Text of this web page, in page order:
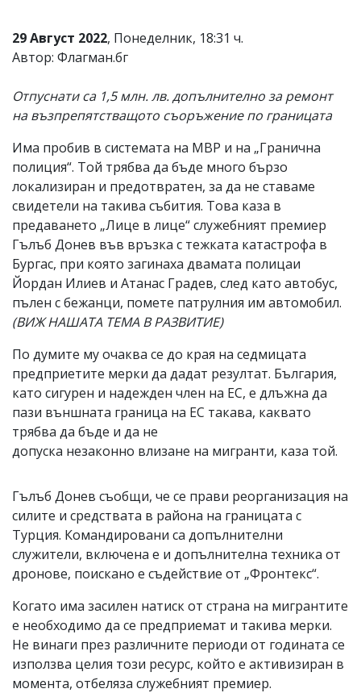
29 Август 2022, Понеделник, 18:31 ч.
Автор: Флагман.бг
Отпуснати са 1,5 млн. лв. допълнително за ремонт
на възпрепятстващото съоръжение по границата
Има пробив в системата на МВР и на „Гранична
полиция“. Той трябва да бъде много бързо
локализиран и предотвратен, за да не ставаме
свидетели на такива събития. Това каза в
предаването „Лице в лице“ служебният премиер
Гълъб Донев във връзка с тежката катастрофа в
Бургас, при която загинаха двамата полицаи
Йордан Илиев и Атанас Градев, след като автобус,
пълен с бежанци, помете патрулния им автомобил.
(ВИЖ НАШАТА ТЕМА В РАЗВИТИЕ)
По думите му очаква се до края на седмицата
предприетите мерки да дадат резултат. България,
като сигурен и надежден член на ЕС, е длъжна да
пази външната граница на ЕС такава, каквато
трябва да бъде и да не
допуска незаконно влизане на мигранти, каза той.
Гълъб Донев съобщи, че се прави реорганизация на
силите и средствата в района на границата с
Турция. Командировани са допълнителни
служители, включена е и допълнителна техника от
дронове, поискано е съдействие от „Фронтекс“.
Когато има засилен натиск от страна на мигрантите
е необходимо да се предприемат и такива мерки.
Не винаги през различните периоди от годината се
използва целия този ресурс, който е активизиран в
момента, отбеляза служебният премиер.